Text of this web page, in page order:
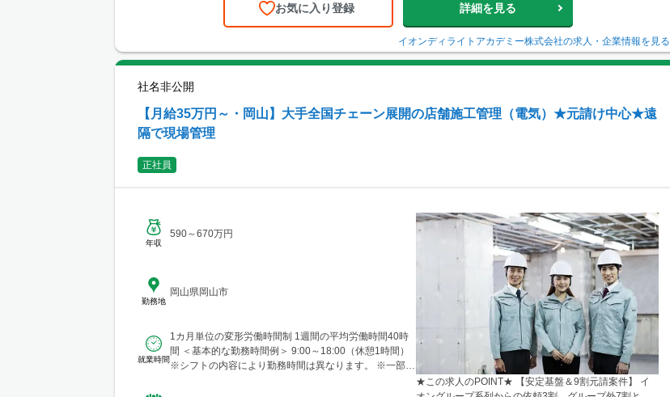
お気に入り登録 詳細を見る
イオンディライトアカデミー株式会社の求人・企業情報を見る
社名非公開
【月給35万円～・岡山】大手全国チェーン展開の店舗施工管理（電気）★元請け中心★遠
隔で現場管理
正社員
年収
590～670万円
勤務地
岡山県岡山市
就業時間
1カ月単位の変形労働時間制 1週間の平均労働時間40時
間 ＜基本的な勤務時間例＞ 9:00～18:00（休憩1時間）
※シフトの内容により勤務時間は異なります。 ※一部
★この求人のPOINT★ 【安定基盤＆9割元請案件】 イ